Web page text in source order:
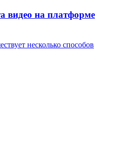
видео на платформе
несколько способов